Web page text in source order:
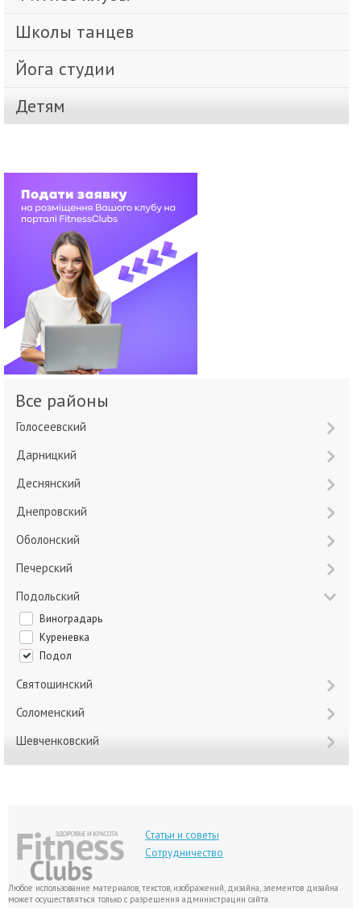
Школы танцев
Йога студии
Детям
Все районы
Голосеевский
Дарницкий
Деснянский
Днепровский
Оболонский
Печерский
Подольский
Виноградарь
Куреневка
Подол
Святошинский
Соломенский
Шевченковский
Статьи и советы
Сотрудничество
Любое использование материалов, текстов, изображений, дизайна, элементов дизайна
может осуществляться только с разрешения администрации сайта.